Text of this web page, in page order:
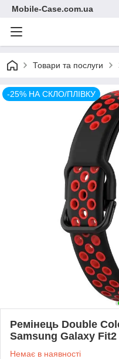
Mobile-Case.com.ua
Товари та послуги
-25% НА СКЛО/ПЛІВКУ
Ремінець Double
Samsung Galaxy
Немає в наявності